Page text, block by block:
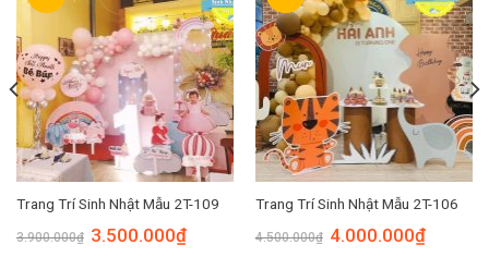
Trang Trí Sinh Nhật Mẫu 2T-109
3.900.000₫ Original
price
3.500.000₫Current
Trang Trí Sinh Nhật Mẫu 2T-106
4.500.000₫ Original
price
4.000.000₫Current